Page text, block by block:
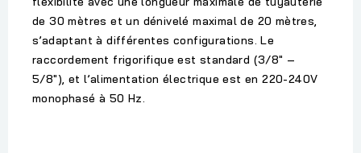
de 30 mètres et un dénivelé maximal de 20 mètres,
s’adaptant à différentes configurations. Le
raccordement frigorifique est standard (3/8" –
5/8"), et l’alimentation électrique est en220-240V
monophasé à 50 Hz.